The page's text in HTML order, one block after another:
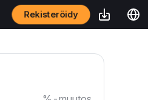
Rekisteröidy